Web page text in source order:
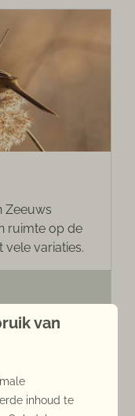
Zeeuws
ruimte op de
vele variaties.
van
inhoud te